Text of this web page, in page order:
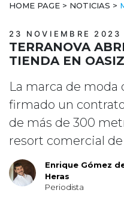
HOME PAGE > NOTICIAS >
23 NOVIEMBRE 2023
TERRANOVA
TIENDA EN
La marca de
firmado un
de más de 300
resort comercial
Enrique Gómez
Heras
Periodista